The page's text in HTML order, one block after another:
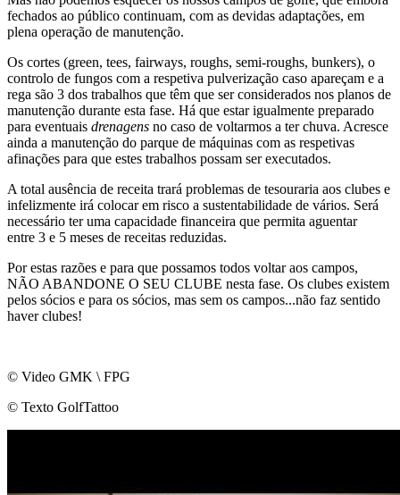
fechados ao público continuam, com as devidas adaptações, em
plena operação de manutenção.
Os cortes (green, tees, fairways, roughs, semi-roughs, bunkers), o
controlo de fungos com a respetiva pulverização caso apareçam e a
rega são 3 dos trabalhos que têm que ser considerados nos planos de
manutenção durante esta fase. Há que estar igualmente preparado
para eventuais drenagens no caso de voltarmos a ter chuva. Acresce
ainda a manutenção do parque de máquinas com as respetivas
afinações para que estes trabalhos possam ser executados.
A total ausência de receita trará problemas de tesouraria aos clubes e
infelizmente irá colocar em risco a sustentabilidade de vários. Será
necessário ter uma capacidade financeira que permita aguentar
entre 3 e 5 meses de receitas reduzidas.
Por estas razões e para que possamos todos voltar aos campos,
NÃO ABANDONE O SEU CLUBE nesta fase. Os clubes existem
pelos sócios e para os sócios, mas sem os campos...não faz sentido
haver clubes!
© Video GMK \ FPG
© Texto GolfTattoo